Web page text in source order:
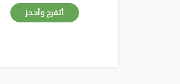
أتفرج وأحجز